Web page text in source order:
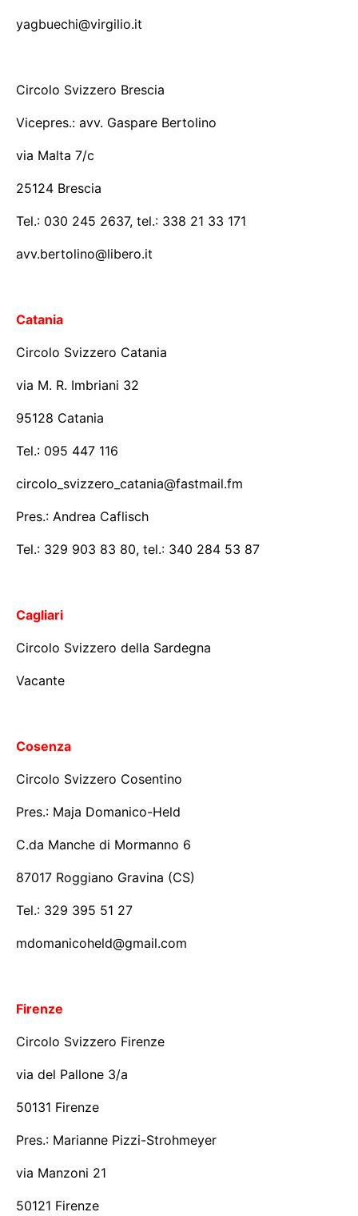
yagbuechi@virgilio.it
Circolo Svizzero Brescia
Vicepres.: avv. Gaspare Bertolino
via Malta 7/c
25124 Brescia
Tel.: 030 245 2637, tel.: 338 21 33 171
avv.bertolino@libero.it
Catania
Circolo Svizzero Catania
via M. R. Imbriani 32
95128 Catania
Tel.: 095 447 116
circolo_svizzero_catania@fastmail.fm
Pres.: Andrea Caflisch
Tel.: 329 903 83 80, tel.: 340 284 53 87
Cagliari
Circolo Svizzero della Sardegna
Vacante
Cosenza
Circolo Svizzero Cosentino
Pres.: Maja Domanico-Held
C.da Manche di Mormanno 6
87017 Roggiano Gravina (CS)
Tel.: 329 395 51 27
mdomanicoheld@gmail.com
Firenze
Circolo Svizzero Firenze
via del Pallone 3/a
50131 Firenze
Pres.: Marianne Pizzi-Strohmeyer
via Manzoni 21
50121 Firenze